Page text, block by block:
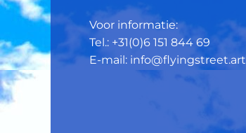
Voor informatie:
Tel.: +31(0)6 151 844 69
E-mail: info@flyingstreet.art